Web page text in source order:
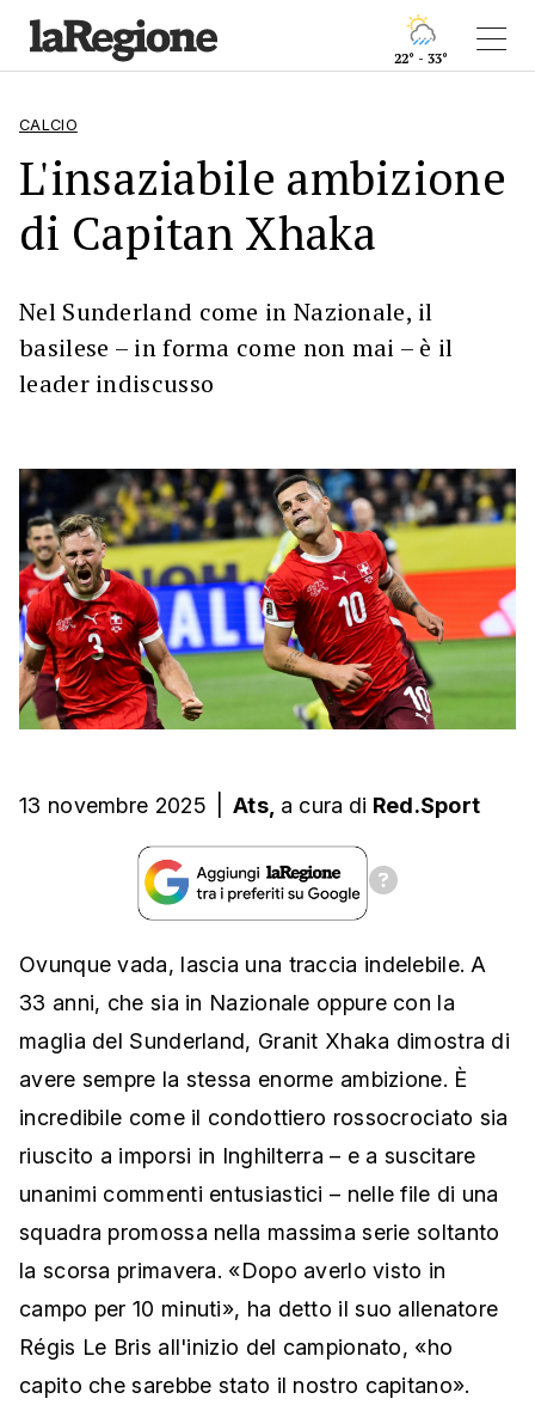
22° - 33°
CALCIO
L'insaziabile ambizione
di Capitan Xhaka
Nel Sunderland come in Nazionale, il
basilese – in forma come non mai – è il
leader indiscusso
13 novembre 2025 Ats, a cura di Red.Sport
Ovunque vada, lascia una traccia indelebile. A
33 anni, che sia in Nazionale oppure con la
maglia del Sunderland, Granit Xhaka dimostra di
avere sempre la stessa enorme ambizione. È
incredibile come il condottiero rossocrociato sia
riuscito a imporsi in Inghilterra – e a suscitare
unanimi commenti entusiastici – nelle file di una
squadra promossa nella massima serie soltanto
la scorsa primavera. «Dopo averlo visto in
campo per 10 minuti», ha detto il suo allenatore
Régis Le Bris all'inizio del campionato, «ho
capito che sarebbe stato il nostro capitano».